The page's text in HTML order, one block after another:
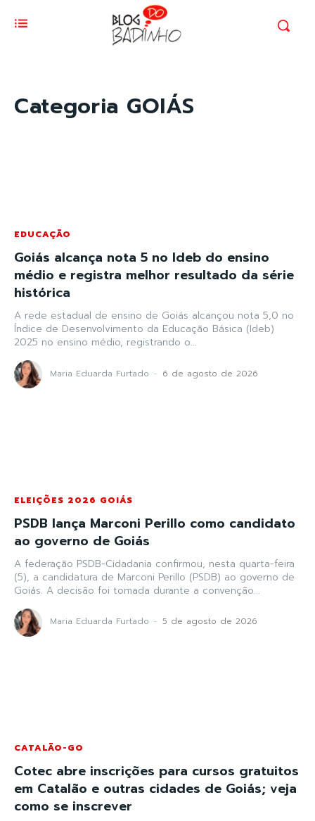
Categoria GOIÁS
EDUCAÇÃO
Goiás alcança nota 5 no Ideb do ensino
médio e registra melhor resultado da série
histórica
A rede estadual de ensino de Goiás alcançou nota 5,0 no
Índice de Desenvolvimento da Educação Básica (Ideb)
2025 no ensino médio, registrando o...
Maria Eduarda Furtado - 6 de agosto de 2026
ELEIÇÕES 2026 GOIÁS
PSDB lança Marconi Perillo como candidato
ao governo de Goiás
A federação PSDB-Cidadania confirmou, nesta quarta-feira
(5), a candidatura de Marconi Perillo (PSDB) ao governo de
Goiás. A decisão foi tomada durante a convenção...
Maria Eduarda Furtado - 5 de agosto de 2026
CATALÃO-GO
Cotec abre inscrições para cursos gratuitos
em Catalão e outras cidades de Goiás; veja
como se inscrever